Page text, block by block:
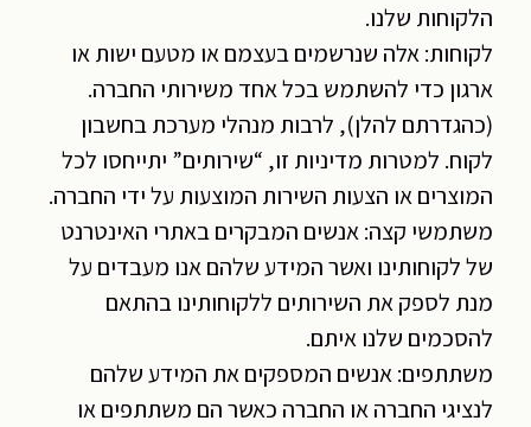
הלקוחות שלנו.
לקוחות: אלה שנרשמים בעצמם או מטעם ישות או
ארגון כדי להשתמש בכל אחד משירותי החברה.
(כהגדרתם להלן), לרבות מנהלי מערכת בחשבון
לקוח. למטרות מדיניות זו, “שירותים” יתייחסו לכל
המוצרים או הצעות השירות המוצעות על ידי החברה.
משתמשי קצה: אנשים המבקרים באתרי האינטרנט
של לקוחותינו ואשר המידע שלהם אנו מעבדים על
מנת לספק את השירותים ללקוחותינו בהתאם
להסכמים שלנו איתם.
משתתפים: אנשים המספקים את המידע שלהם
לנציגי החברה או החברה כאשר הם משתתפים או